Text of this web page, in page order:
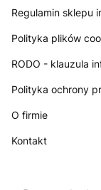
Regulamin sklepu
Polityka plików
RODO - klauzula
Polityka ochrony
O firmie
Kontakt